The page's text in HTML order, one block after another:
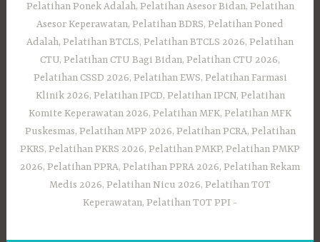
Pelatihan Ponek Adalah, Pelatihan Asesor Bidan, Pelatihan
Asesor Keperawatan, Pelatihan BDRS, Pelatihan Poned
Adalah, Pelatihan BTCLS, Pelatihan BTCLS 2026, Pelatihan
CTU, Pelatihan CTU Bagi Bidan, Pelatihan CTU 2026,
Pelatihan CSSD 2026, Pelatihan EWS, Pelatihan Farmasi
Klinik 2026, Pelatihan IPCD, Pelatihan IPCN, Pelatihan
Komite Keperawatan 2026, Pelatihan MFK, Pelatihan MFK
Puskesmas, Pelatihan MPP 2026, Pelatihan PCRA, Pelatihan
PKRS, Pelatihan PKRS 2026, Pelatihan PMKP, Pelatihan PMKP
2026, Pelatihan PPRA, Pelatihan PPRA 2026, Pelatihan Rekam
Medis 2026, Pelatihan Nicu 2026, Pelatihan TOT
Keperawatan, Pelatihan TOT PPI